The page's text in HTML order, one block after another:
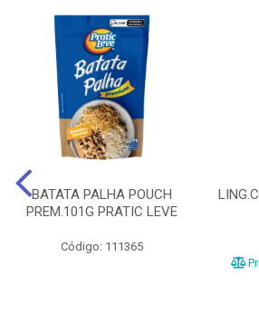
BATATA PALHA POUCH
PREM.101G PRATIC LEVE
Código: 111365